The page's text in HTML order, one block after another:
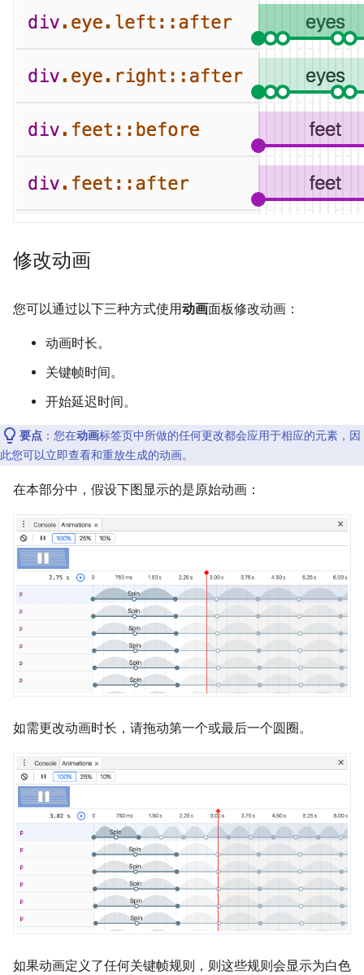
修改动画
您可以通过以下三种方式使用动画面板修改动画：
动画时长。
关键帧时间。
开始延迟时间。
要点 ：您在动画标签页中所做的任何更改都会应用于相应的元素，因
此您可以立即查看和重放生成的动画。
在本部分中，假设下图显示的是原始动画：
如需更改动画时长，请拖动第一个或最后一个圆圈。
如果动画定义了任何关键帧规则，则这些规则会显示为白色